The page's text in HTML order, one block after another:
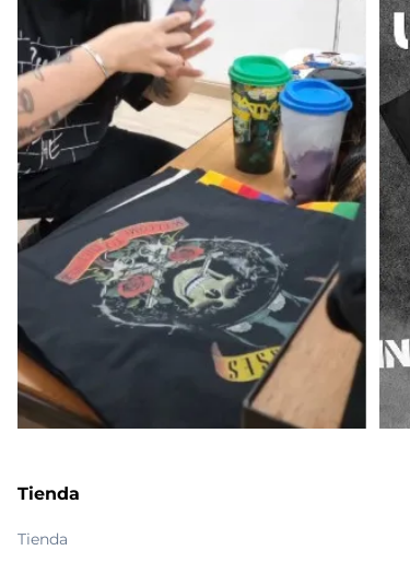
Tienda
Tienda